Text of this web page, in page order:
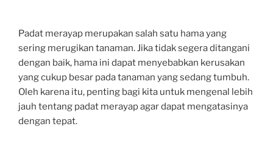
Padat merayap merupakan salah satu hama yang
sering merugikan tanaman. Jika tidak segera ditangani
dengan baik, hama ini dapat menyebabkan kerusakan
yang cukup besar pada tanaman yang sedang tumbuh.
Oleh karena itu, penting bagi kita untuk mengenal lebih
jauh tentang padat merayap agar dapat mengatasinya
dengan tepat.